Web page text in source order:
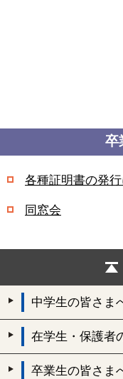
卒
各種証明書の発
同窓会
中学生の皆さま
在学生・保護者
卒業生の皆さま